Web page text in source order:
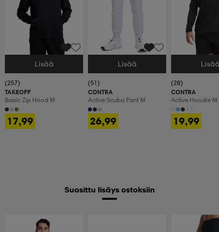
Valitse Koko
Lisää
(257)
TAKEOFF
Basic Zip Hood M
17,99
Valitse Koko
Lisää
(51)
CONTRA
Active Scuba Pant M
26,99
Valitse Koko
(28)
CONTRA
Active Hoodie M
19,99
Suosittu lisäys ostoksiin